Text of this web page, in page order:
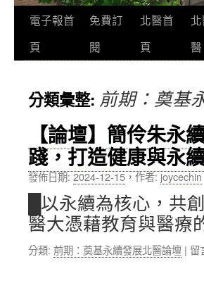
跳
至
要
容
電子報首
頁
免費訂
閱
北醫首
頁
醫
分類彙整: 前期：奠基
【論壇】簡伶朱永
踐，打造健康與永
發佈日期:2024-12-15，作者: joycechin
█以永續為核心，共
醫大憑藉教育與醫
分類: 前期：奠基永續發展北醫論壇 | 在
留